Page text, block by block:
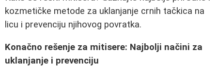
kozmetičke metode za uklanjanje crnih tačkica na
licu i prevenciju njihovog povratka.
Konačno rešenje za mitisere: Najbolji načini za
uklanjanje i prevenciju